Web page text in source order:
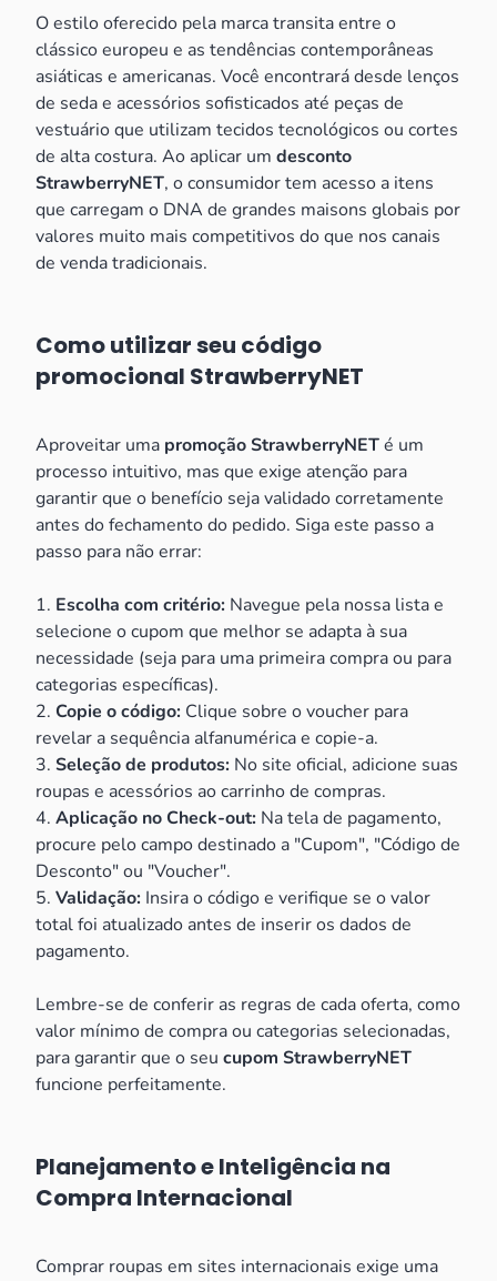
O estilo oferecido pela marca transita entre o
clássico europeu e as tendências contemporâneas
asiáticas e americanas. Você encontrará desde lenços
de seda e acessórios sofisticados até peças de
vestuário que utilizam tecidos tecnológicos ou cortes
de alta costura. Ao aplicar um desconto
StrawberryNET, o consumidor tem acesso a itens
que carregam o DNA de grandes maisons globais por
valores muito mais competitivos do que nos canais
de venda tradicionais.
Como utilizar seu código
promocional StrawberryNET
Aproveitar uma promoção StrawberryNETé um
processo intuitivo, mas que exige atenção para
garantir que o benefício seja validado corretamente
antes do fechamento do pedido. Siga este passo a
passo para não errar:
1. Escolha com critério: Navegue pela nossa lista e
selecione o cupom que melhor se adapta à sua
necessidade (seja para uma primeira compra ou para
categorias específicas).
2. Copie o código: Clique sobre o voucher para
revelar a sequência alfanumérica e copie-a.
3. Seleção de produtos: No site oficial, adicione suas
roupas e acessórios ao carrinho de compras.
4. Aplicação no Check-out: Na tela de pagamento,
procure pelo campo destinado a "Cupom", "Código de
Desconto" ou "Voucher".
5. Validação: Insira o código e verifique se o valor
total foi atualizado antes de inserir os dados de
pagamento.
Lembre-se de conferir as regras de cada oferta, como
valor mínimo de compra ou categorias selecionadas,
para garantir que o seu cupom StrawberryNET
funcione perfeitamente.
Planejamento e Inteligência na
Compra Internacional
Comprar roupas em sites internacionais exige uma